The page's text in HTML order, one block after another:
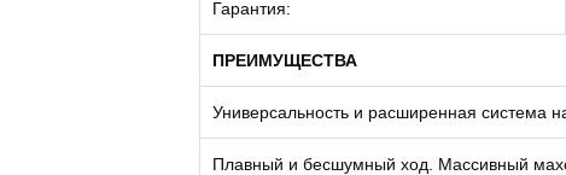
Гарантия:
ПРЕИМУЩЕСТВА
Универсальность и расширенная система
Плавный и бесшумный ход. Массивный